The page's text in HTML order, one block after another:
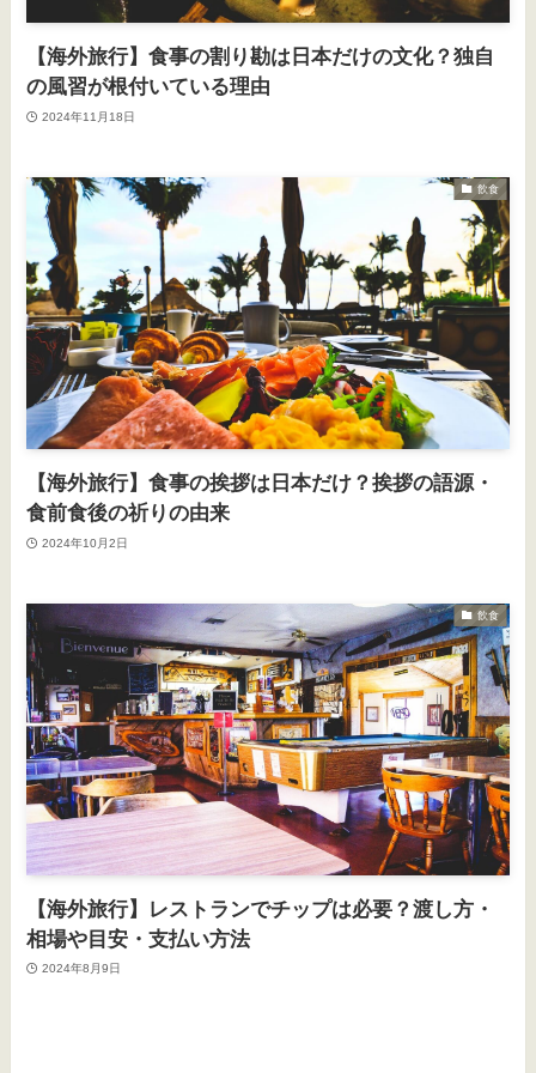
【海外旅行】食事の割り勘は日本だけの文化？独自
の風習が根付いている理由
2024年11月18日
飲食
【海外旅行】食事の挨拶は日本だけ？挨拶の語源・
食前食後の祈りの由来
2024年10月2日
飲食
【海外旅行】レストランでチップは必要？渡し方・
相場や目安・支払い方法
2024年8月9日